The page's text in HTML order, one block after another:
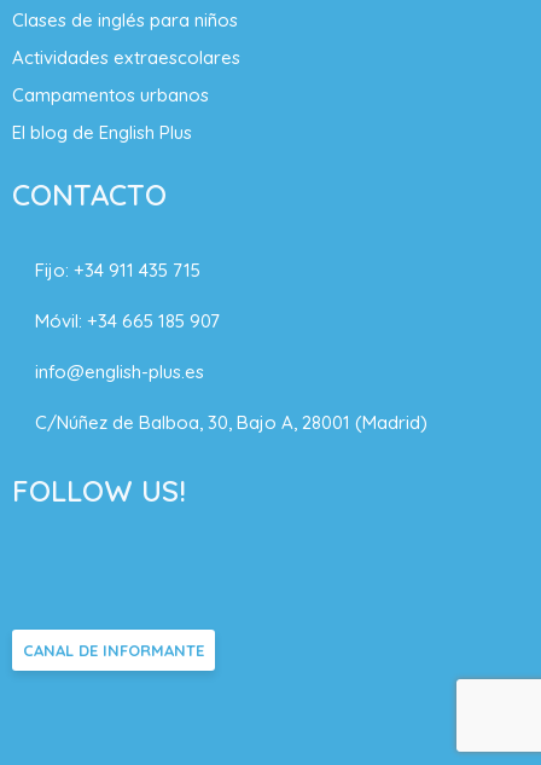
Clases de inglés para niños
Actividades extraescolares
Campamentos urbanos
El blog de English Plus
CONTACTO
Fijo: +34 911 435 715
Móvil: +34 665 185 907
info@english-plus.es
C/Núñez de Balboa, 30, Bajo A, 28001 (Madrid)
FOLLOW US!
CANAL DE INFORMANTE